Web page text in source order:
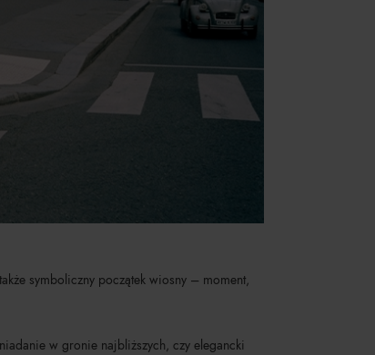
symboliczny początek wiosny – moment,
w gronie najbliższych, czy elegancki